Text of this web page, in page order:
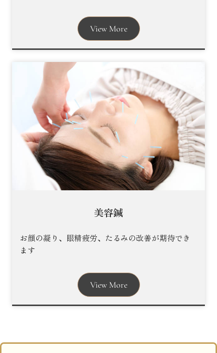
View More
美容鍼
お顔の凝り、眼精疲労、たるみの改善が期待でき
ます
View More